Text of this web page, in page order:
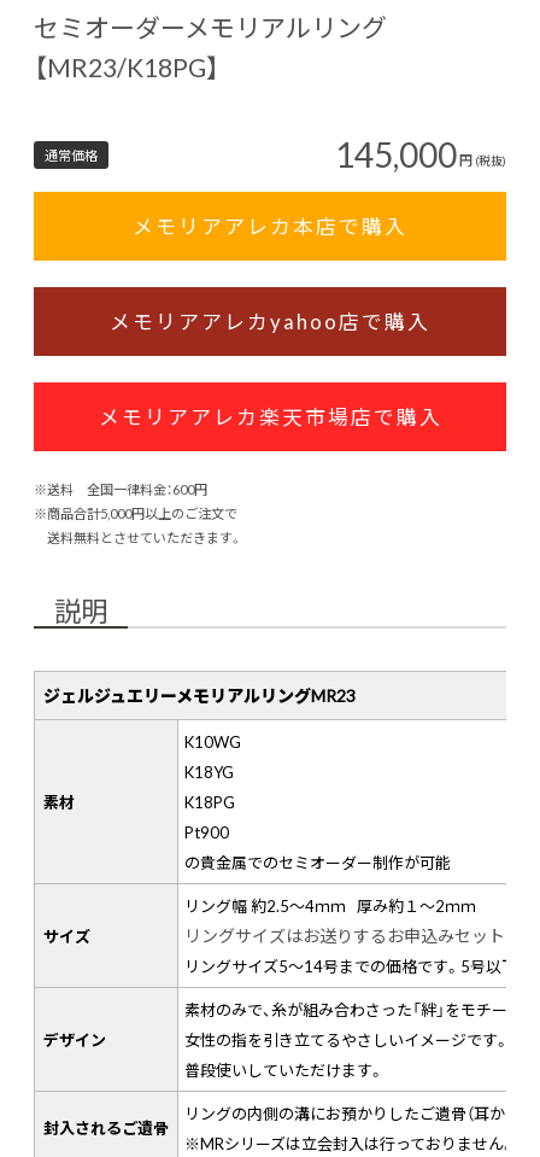
セミオーダーメモリアルリング
【MR23/K18PG】
通常価格 145,000円 (税抜)
メモリアアレカ本店で購入
メモリアアレカyahoo店で購入
メモリアアレカ楽天市場店で購入
※送料 全国一律料金：600円
※商品合計5,000円以上のご注文で
送料無料とさせていただきます。
説明
ジェルジュエリーメモリアルリングMR23
素材
K10WG
K18YG
K18PG
Pt900
の貴金属でのセミオーダー制作が可能
サイズ
リング幅 約2.5～4ｍｍ 厚み約１～2ｍｍ
リングサイズはお送りするお申込みセットに
リングサイズ5～14号までの価格です。5号以下、
デザイン
素材のみで、糸が組み合わさった「絆」をモチーフ
女性の指を引き立てるやさしいイメージです。
普段使いしていただけます。
封入されるご遺骨
リングの内側の溝にお預かりしたご遺骨（耳かき
※MRシリーズは立会封入は行っておりません。